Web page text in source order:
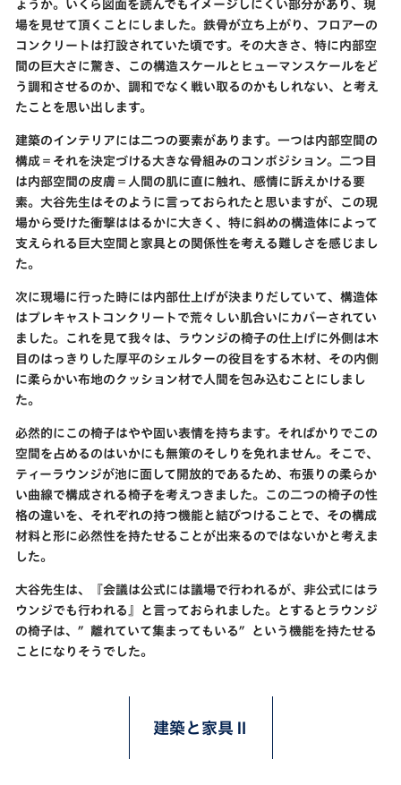
ょうか。いくら図面を読んでもイメージしにくい部分があり、現
場を見せて頂くことにしました。鉄骨が立ち上がり、フロアーの
コンクリートは打設されていた頃です。その大きさ、特に内部空
間の巨大さに驚き、この構造スケールとヒューマンスケールをど
う調和させるのか、調和でなく戦い取るのかもしれない、と考え
たことを思い出します。
建築のインテリアには二つの要素があります。 一つは内部空間の
構成 ＝それを決定づける大きな骨組みのコンポジション。 二つ目
は内部空間の皮膚 ＝人間の肌に直に触れ、感情に訴えかける要
素。大谷先生はそのように言っておられたと思いますが、この現
場から受けた衝撃ははるかに大きく、特に斜めの構造体によって
支えられる巨大空間と家具との関係性を考える難しさを感じまし
た。
次に現場に行った時には内部仕上げが決まりだしていて、構造体
はプレキャストコンクリートで荒々しい肌合いにカバーされてい
ました。これを見て我々は、ラウンジの椅子の仕上げに外側は木
目のはっきりした厚平のシェルターの役目をする木材、その内側
に柔らかい布地のクッション材で人間を包み込むことにしまし
た。
必然的にこの椅子はやや固い表情を持ちます。そればかりでこの
空間を占めるのはいかにも無策のそしりを免れません。そこで、
ティーラウンジが池に面して開放的であるため、布張りの柔らか
い曲線で構成される椅子を考えつきました。この二つの椅子の性
格の違いを、それぞれの持つ機能と結びつけることで、その構成
材料と形に必然性を持たせることが出来るのではないかと考えま
した。
大谷先生は、『会議は公式には議場で行われるが、非公式にはラ
ウンジでも行われる』と言っておられました。とするとラウンジ
の椅子は、″離れていて集まってもいる″という機能を持たせる
ことになりそうでした。
建築と家具Ⅱ